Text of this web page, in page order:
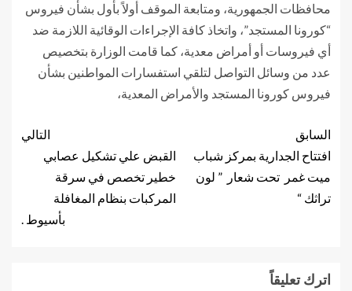
محافظات الجمهورية، ومتابعة الموقف أولاً بأول بشأن فيروس
“كورونا المستجد”، واتخاذ كافة الإجراءات الوقائية اللازمة ضد
أي فيروسات أو أمراض معدية، كما قامت الوزارة بتخصيص
عدد من وسائل التواصل لتلقي استفسارات المواطنين بشأن
فيروس كورونا المستجد والأمراض المعدية،
السابق
افتتاح الجدارية بمركز شباب
ميت غمر تحت شعار ” لون
تراثك “
التالي
القبض علي تشكيل عصابي
خطير تخصص في سرقة
المركبات بنظام المغافلة
بأسيوط .
اترك تعليقاً